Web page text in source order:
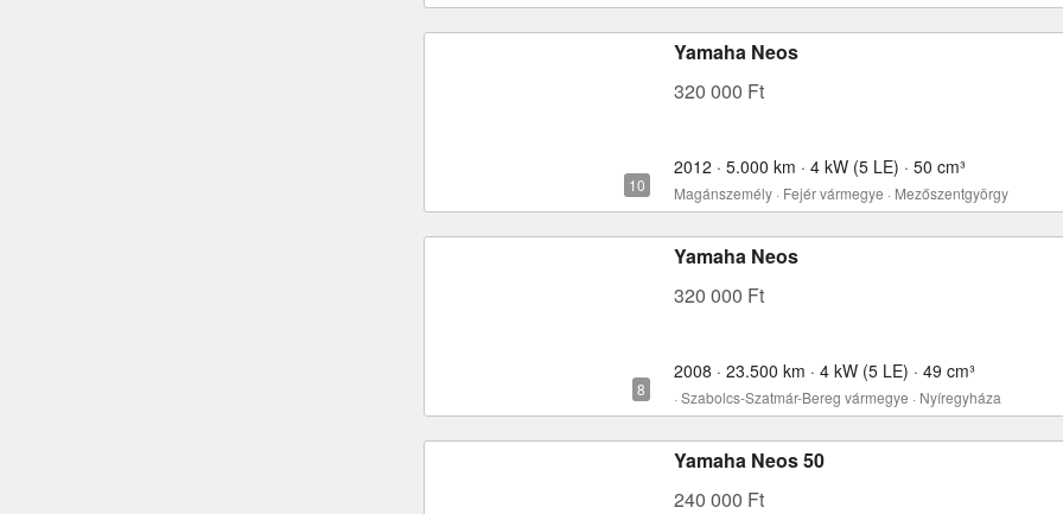
Yamaha Neos
320 000 Ft
2012 · 5.000 km · 4 kW (5 LE) · 50 cm³
Magánszemély · Fejér vármegye · Mezőszentgyörgy
Yamaha Neos
320 000 Ft
2008 · 23.500 km · 4 kW (5 LE) · 49 cm³
· Szabolcs-Szatmár-Bereg vármegye · Nyíregyháza
Yamaha Neos 50
240 000 Ft